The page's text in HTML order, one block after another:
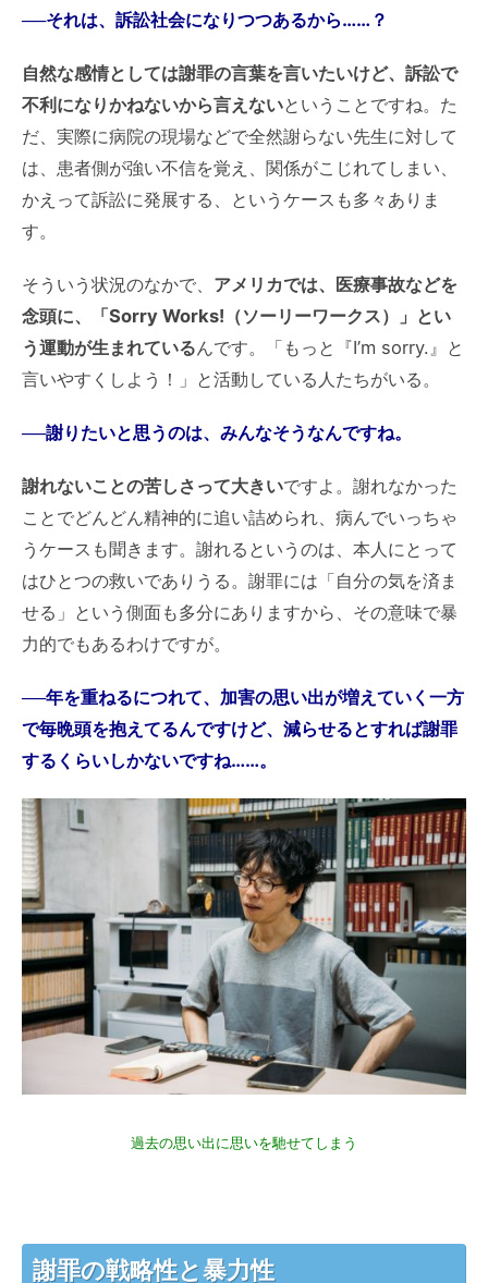
──それは、訴訟社会になりつつあるから……？
自然な感情としては謝罪の言葉を言いたいけど、訴訟で
不利になりかねないから言えないということですね。た
だ、実際に病院の現場などで全然謝らない先生に対して
は、患者側が強い不信を覚え、関係がこじれてしまい、
かえって訴訟に発展する、というケースも多々ありま
す。
そういう状況のなかで、 アメリカでは、医療事故などを
念頭に、「Sorry Works!（ソーリーワークス）」とい
う運動が生まれているんです。「もっと『I’m sorry.』と
言いやすくしよう！」と活動している人たちがいる。
──謝りたいと思うのは、みんなそうなんですね。
謝れないことの苦しさって大きいですよ。謝れなかった
ことでどんどん精神的に追い詰められ、病んでいっちゃ
うケースも聞きます。謝れるというのは、本人にとって
はひとつの救いでありうる。謝罪には「自分の気を済ま
せる」という側面も多分にありますから、その意味で暴
力的でもあるわけですが。
──年を重ねるにつれて、加害の思い出が増えていく一方
で毎晩頭を抱えてるんですけど、減らせるとすれば謝罪
するくらいしかないですね……。
過去の思い出に思いを馳せてしまう
謝罪の戦略性と暴力性